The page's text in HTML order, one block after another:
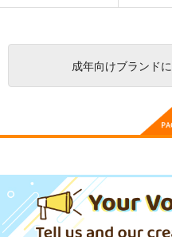
成年向けブランドに